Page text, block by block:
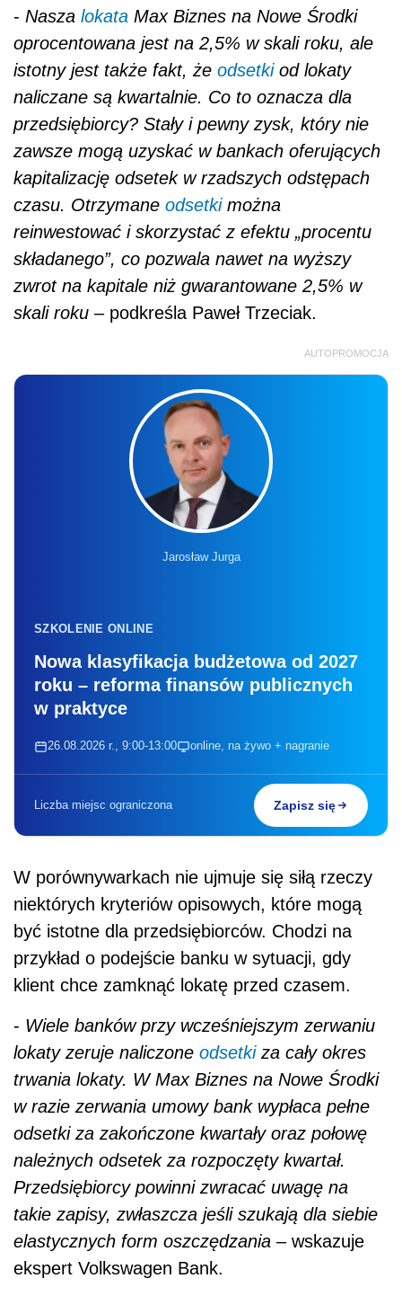
- Nasza lokata Max Biznes na Nowe Środki
oprocentowana jest na 2,5% w skali roku, ale
istotny jest także fakt, że odsetkiod lokaty
naliczane są kwartalnie. Co to oznacza dla
przedsiębiorcy? Stały i pewny zysk, który nie
zawsze mogą uzyskać w bankach oferujących
kapitalizację odsetek w rzadszych odstępach
czasu. Otrzymane odsetkimożna
reinwestować i skorzystać z efektu „procentu
składanego”, co pozwala nawet na wyższy
zwrot na kapitale niż gwarantowane 2,5% w
skali roku – podkreśla Paweł Trzeciak.
AUTOPROMOCJA
Jarosław Jurga
SZKOLENIE ONLINE
Nowa klasyfikacja budżetowa od 2027
roku – reforma finansów publicznych
w praktyce
26.08.2026 r., 9:00-13:00 online, na żywo + nagranie
Liczba miejsc ograniczona Zapisz się
W porównywarkach nie ujmuje się siłą rzeczy
niektórych kryteriów opisowych, które mogą
być istotne dla przedsiębiorców. Chodzi na
przykład o podejście banku w sytuacji, gdy
klient chce zamknąć lokatę przed czasem.
- Wiele banków przy wcześniejszym zerwaniu
lokaty zeruje naliczone odsetkiza cały okres
trwania lokaty. W Max Biznes na Nowe Środki
w razie zerwania umowy bank wypłaca pełne
odsetki za zakończone kwartały oraz połowę
należnych odsetek za rozpoczęty kwartał.
Przedsiębiorcy powinni zwracać uwagę na
takie zapisy, zwłaszcza jeśli szukają dla siebie
elastycznych form oszczędzania – wskazuje
ekspert Volkswagen Bank.